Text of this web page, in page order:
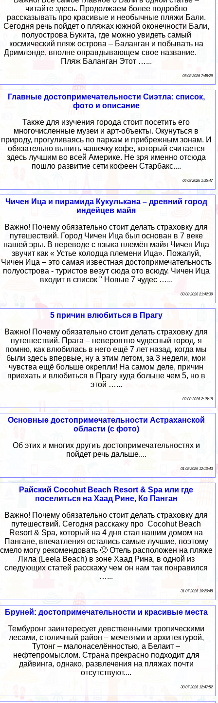
читайте здесь. Продолжаем более подробно
рассказывать про красивые и необычные пляжи Бали.
Сегодня речь пойдет о пляжах южной оконечности Бали,
полуострова Букита, где можно увидеть самый
космический пляж острова – Баланган и побывать на
Дримлэнде, вполне оправдывающем свое название.
Пляж Баланган Этот …...
05 08 2026 7:48:29
Главные достопримечательности Сиэтла: список,
фото и описание
Также для изучения города стоит посетить его
многочисленные музеи и арт-объекты. Окунуться в
природу, прогуливаясь по паркам и прибрежным зонам. И
обязательно выпить чашечку кофе, который считается
здесь лучшим во всей Америке. Не зря именно отсюда
пошло развитие сети кофеен Старбакс....
04 08 2026 1:35:47
Чичен Ица и пирамида Кукулькана – древний город
индейцев майя
Важно! Почему обязательно стоит делать страховку для
путешествий. Город Чичен Ица был основан в 7 веке
нашей эры. В переводе с языка племён майя Чичен Ица
звучит как « Устье колодца племени Ица». Пожалуй,
Чичен Ица – это самая известная достопримечательность
полуострова - туристов везут сюда ото всюду. Чичен Ица
входит в список " Новые 7 чудес …...
03 08 2026 21:42:39
5 причин влюбиться в Прагу
Важно! Почему обязательно стоит делать страховку для
путешествий. Прага – невероятно чудесный город, я
помню, как влюбилась в него ещё 7 лет назад, когда мы
были здесь впервые, ну а этим летом, за 3 недели, мои
чувства ещё больше окрепли! На самом деле, причин
приехать и влюбиться в Прагу куда больше чем 5, но в
этой …...
02 08 2026 2:15:18
Основные достопримечательности Астраханской
области (с фото)
Об этих и многих другиъ достопримечательностях и
пойдет речь дальше....
01 08 2026 12:10:43
Райский Cocohut Beach Resort & Spa или где
поселиться на Хаад Рине, Ко Панган
Важно! Почему обязательно стоит делать страховку для
путешествий. Сегодня расскажу про Сocohut Beach
Resort & Spa, который на 4 дня стал нашим домом на
Пангане, впечатления остались самые лучшие, поэтому
смело могу рекомендовать 🙂 Отель расположен на пляже
Лила (Leela Beach) в зоне Хаад Рина, в одной из
следующих статей расскажу чем он нам так понравился
…...
31 07 2026 10:20:48
Бруней: достопримечательности и красивые места
Тембуронг заинтересует девственными тропическими
лесами, столичный район – мечетями и архитектурой,
Тутонг – малонаселённостью, а Белаит –
нефтепромыслом. Страна прекрасно подходит для
дайвинга, однако, развлечения на пляжах почти
отсутствуют....
30 07 2026 12:47:52